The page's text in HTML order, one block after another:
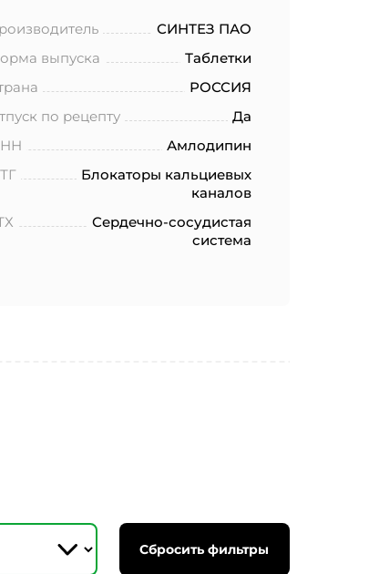
СИНТЕЗ ПАО
выпуска
Таблетки
РОССИЯ
по рецепту
Да
Амлодипин
Блокаторы кальциевых
каналов
Сердечно-сосудистая
система
Сбросить фильтры